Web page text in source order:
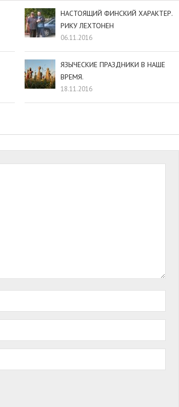
НАСТОЯЩИЙ ФИНСКИЙ ХАРАКТЕР.
РИКУ ЛЕХТОНЕН
06.11.2016
ЯЗЫЧЕСКИЕ ПРАЗДНИКИ В НАШЕ
ВРЕМЯ.
18.11.2016